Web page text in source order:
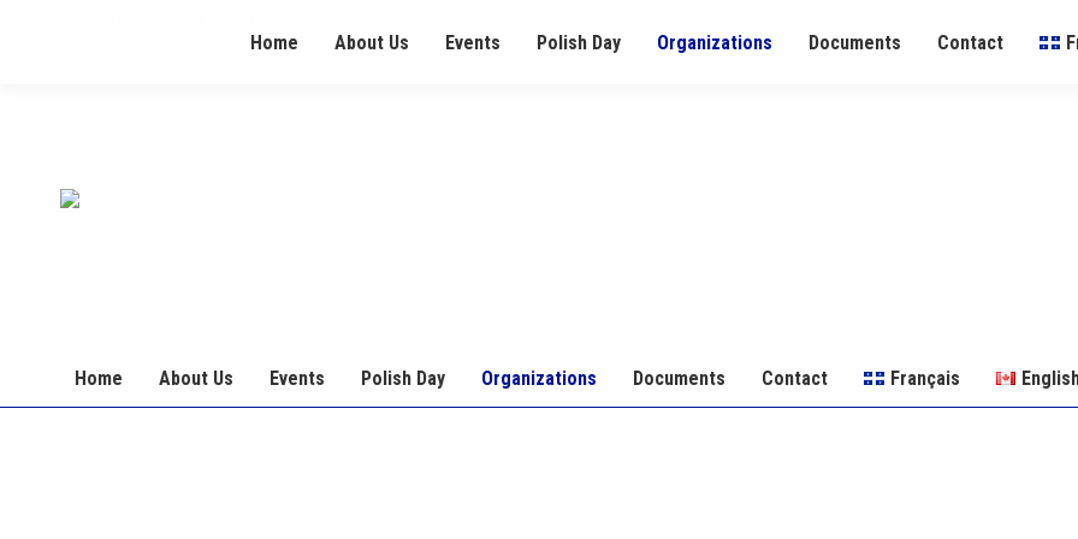
Home About Us Events Polish Day Organizations Documents Contact Français
Home About Us Events Polish Day Organizations Documents Contact